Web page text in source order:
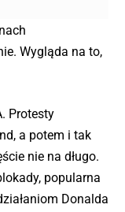
Wygląda na to,
Protesty
a potem i tak
nie na długo.
popularna
Donalda